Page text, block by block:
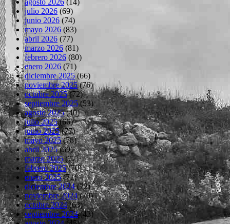
julio 2026 (69)
junio 2026 (74)
mayo 2026 (83)
abril 2026 (77)
marzo 2026 (81)
febrero 2026 (80)
enero 2026 (71)
diciembre 2025(66)
noviembre 2025(76)
octubre 2025(72)
septiembre 2025(53)
agosto 2025(40)
julio 2025(66)
junio 2025(77)
mayo 2025(78)
abril 2025(69)
marzo 2025(77)
febrero 2025(70)
enero 2025(71)
diciembre 2024(72)
noviembre 2024(70)
octubre 2024(63)
septiembre 2024(43)